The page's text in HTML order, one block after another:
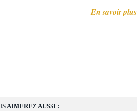
AIMEREZ AUSSI :
En savoir plus